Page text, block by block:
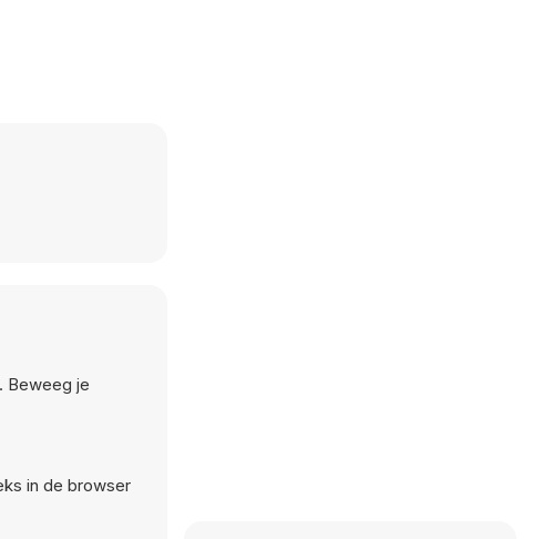
Beweeg je
in de browser